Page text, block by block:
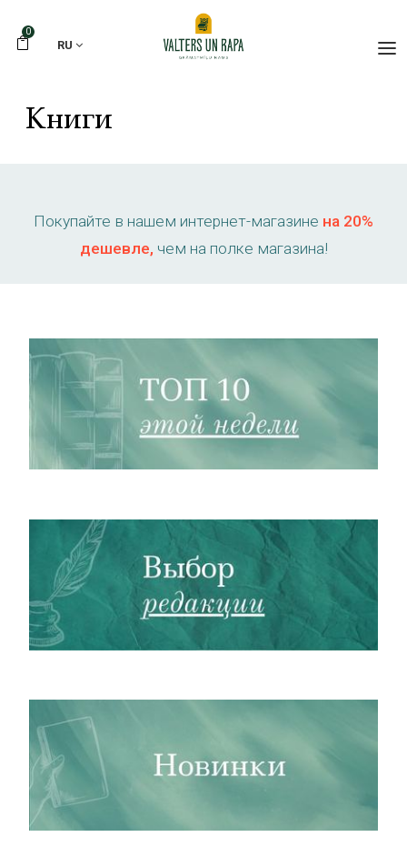
0
RU
Книги
Покупайте в нашем интернет-магазине на 20%
дешевле, чем на полке магазина!